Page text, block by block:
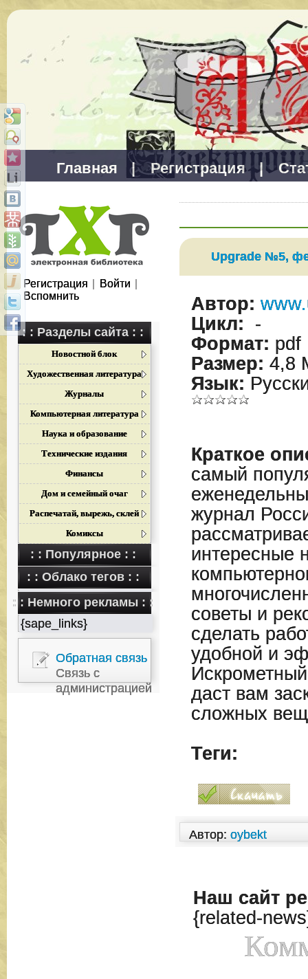
Главная | Регистрация |
Регистрация Войти
Вспомнить
: : Разделы сайта : :
Новостной блок
Художественная литература
Журналы
Компьютерная литература
Наука и образование
Технические издания
Финансы
Дом и семейный очаг
Распечатай, вырежь, склей
Комиксы
: : Популярное : :
: : Облако тегов : :
: : Немного рекламы : :
{sape_links}
Обратная связь
Связь с
администрацией
Upgrade №5,
Автор:
Цикл: -
Формат: pdf
Размер: 4,8
Язык:
Краткое
самый
журнал
интересные
советы и
сделать
удобной и
даст вам
сложных
Теги:
Автор: oybekt
Наш сайт
{related-